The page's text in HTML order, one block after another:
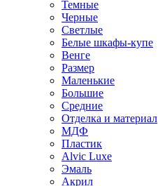
Темные
Черные
Светлые
Белые шкафы-купе
Венге
Размер
Маленькие
Большие
Средние
Отделка и материал
МДФ
Пластик
Alvic Luxe
Эмаль
Акрил